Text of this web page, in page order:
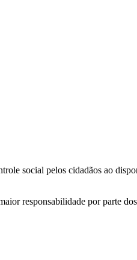
social pelos cidadãos ao
responsabilidade por parte